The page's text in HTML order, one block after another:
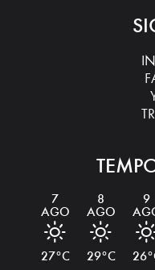
7
AGO
27 °C
8
AGO
29 °C
9
26 °